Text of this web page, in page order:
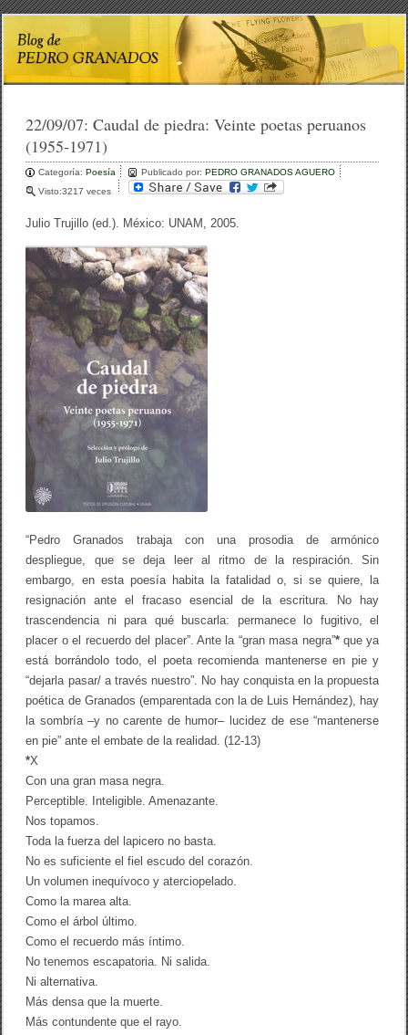
22/09/07:Caudal de piedra: Veinte poetas peruanos
(1955-1971)
Categoría:Poesía Publicado por:PEDRO GRANADOS AGUERO
Visto:3217 veces
Julio Trujillo (ed.). México: UNAM, 2005.
“Pedro Granados trabaja con una prosodia de armónico
despliegue, que se deja leer al ritmo de la respiración. Sin
embargo, en esta poesía habita la fatalidad o, si se quiere, la
resignación ante el fracaso esencial de la escritura. No hay
trascendencia ni para qué buscarla: permanece lo fugitivo, el
placer o el recuerdo del placer”. Ante la “gran masa negra”*que ya
está borrándolo todo, el poeta recomienda mantenerse en pie y
“dejarla pasar/ a través nuestro”. No hay conquista en la propuesta
poética de Granados (emparentada con la de Luis Hernández), hay
la sombría –y no carente de humor– lucidez de ese “mantenerse
en pie” ante el embate de la realidad. (12-13)
*X
Con una gran masa negra.
Perceptible. Inteligible. Amenazante.
Nos topamos.
Toda la fuerza del lapicero no basta.
No es suficiente el fiel escudo del corazón.
Un volumen inequívoco y aterciopelado.
Como la marea alta.
Como el árbol último.
Como el recuerdo más íntimo.
No tenemos escapatoria. Ni salida.
Ni alternativa.
Más densa que la muerte.
Más contundente que el rayo.